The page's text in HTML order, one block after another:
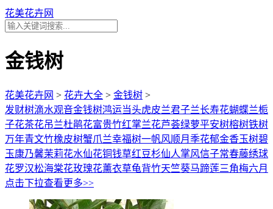
花美花卉网
金钱树
花美花卉网 > 花卉大全 > 金钱树 >
发财树滴水观音金钱树鸿运当头虎皮兰君子兰长寿花蝴蝶兰栀
子花茶花吊兰杜鹃花富贵竹红掌兰花芦荟绿萝平安树榕树铁树
万年青文竹橡皮树蟹爪兰幸福树一帆风顺月季花郁金香玉树碧
玉康乃馨茉莉花水仙花铜钱草红豆杉仙人掌风信子常春藤绣球
花罗汉松海棠花玫瑰花薰衣草龟背竹天竺葵马蹄莲三角梅六月
雪九里香牵牛花含羞草
蔷薇花芙蓉花芍药花
点击下拉查看更多>>